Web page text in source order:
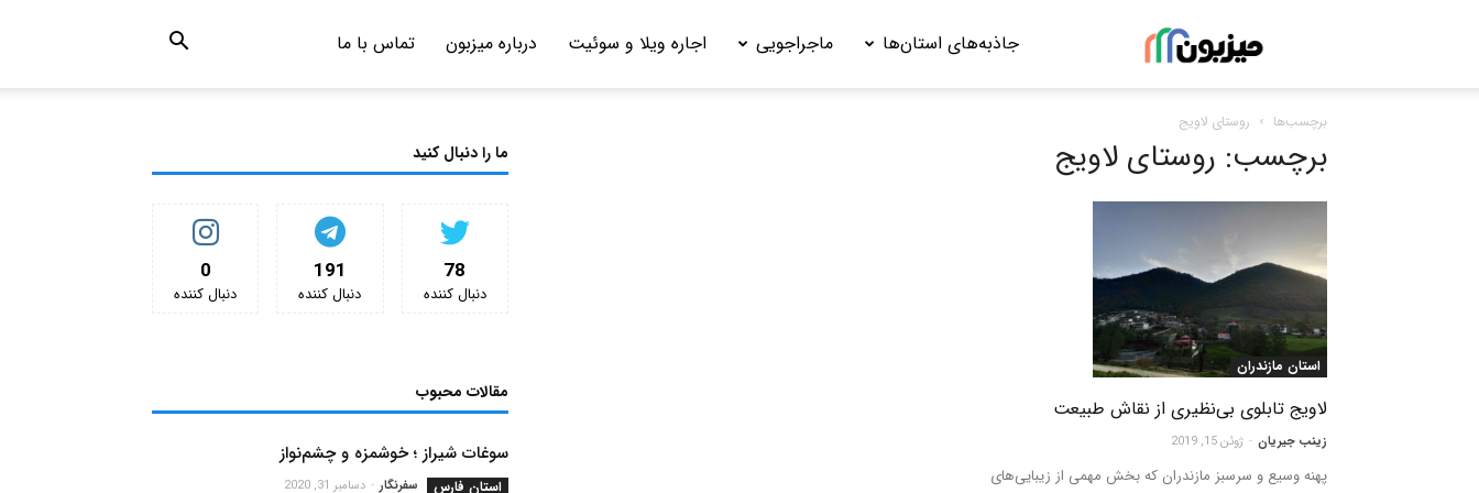
جاذبه‌های استان‌ها ماجراجویی اجاره ویلا و سوئیت درباره میزبون تماس با ما
برچسب‌ها روستای لاویج
برچسب: روستای لاویج
استان مازندران
لاویج تابلوی بی‌نظیری از نقاش طبیعت
زینب جیریان - ژوئن 15, 2019
پهنه وسیع و سرسبز مازندران که بخش مهمی از زیبایی‌های
ما را دنبال کنید
0
دنبال کننده‌
191
دنبال کننده‌
78
دنبال کننده‌
مقالات محبوب
سوغات شیراز ؛ خوشمزه و چشم‌نواز
استان فارس سفرنگار - دسامبر 31, 2020